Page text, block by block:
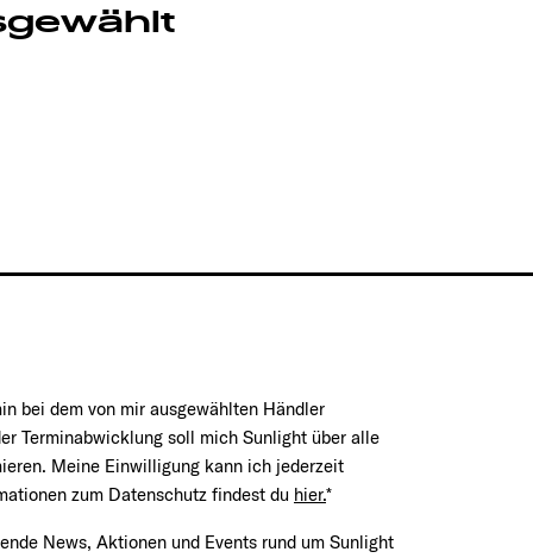
bei dem von mir ausgewählten Händler
Terminabwicklung soll mich Sunlight über alle
Meine Einwilligung kann ich jederzeit
zum Datenschutz findest du hier.*
News, Aktionen und Events rund um Sunlight